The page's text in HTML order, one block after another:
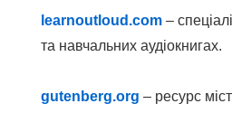
learnoutloud.com –
та навчальних аудіокнигах.
gutenberg.org – ресурс